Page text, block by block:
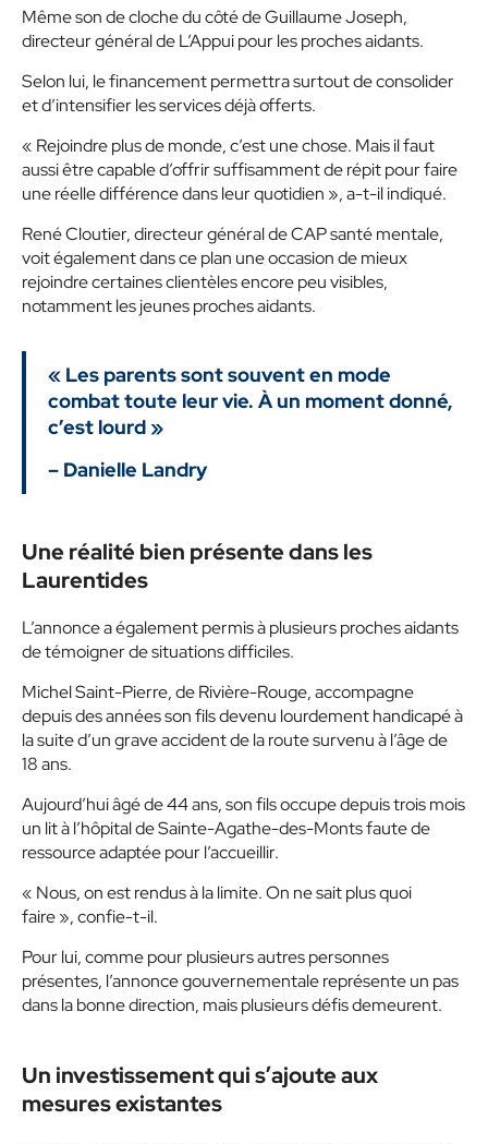
Même son de cloche du côté de Guillaume Joseph,
directeur général de L’Appui pour les proches aidants.
Selon lui, le financement permettra surtout de consolider
et d’intensifier les services déjà offerts.
« Rejoindre plus de monde, c’est une chose. Mais il faut
aussi être capable d’offrir suffisamment de répit pour faire
une réelle différence dans leur quotidien », a-t-il indiqué.
René Cloutier, directeur général de CAP santé mentale,
voit également dans ce plan une occasion de mieux
rejoindre certaines clientèles encore peu visibles,
notamment les jeunes proches aidants.
« Les parents sont souvent en mode
combat toute leur vie. À un moment donné,
c’est lourd »
– Danielle Landry
Une réalité bien présente dans les
Laurentides
L’annonce a également permis à plusieurs proches aidants
de témoigner de situations difficiles.
Michel Saint-Pierre, de Rivière-Rouge, accompagne
depuis des années son fils devenu lourdement handicapé à
la suite d’un grave accident de la route survenu à l’âge de
18 ans.
Aujourd’hui âgé de 44 ans, son fils occupe depuis trois mois
un lit à l’hôpital de Sainte-Agathe-des-Monts faute de
ressource adaptée pour l’accueillir.
« Nous, on est rendus à la limite. On ne sait plus quoi
faire », confie-t-il.
Pour lui, comme pour plusieurs autres personnes
présentes, l’annonce gouvernementale représente un pas
dans la bonne direction, mais plusieurs défis demeurent.
Un investissement qui s’ajoute aux
mesures existantes